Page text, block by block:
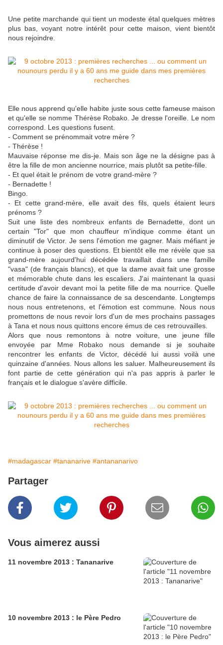
Une petite marchande qui tient un modeste étal quelques mètres
plus bas, voyant notre intérêt pour cette maison, vient bientôt
nous rejoindre.
Elle nous apprend qu'elle habite juste sous cette fameuse maison
et qu'elle se nomme Thérèse Robako. Je dresse l'oreille. Le nom
correspond. Les questions fusent.
- Comment se prénommait votre mère ?
- Thérèse !
Mauvaise réponse me dis-je. Mais son âge ne la désigne pas à
être la fille de mon ancienne nourrice, mais plutôt sa petite-fille.
- Et quel était le prénom de votre grand-mère ?
- Bernadette !
Bingo.
- Et cette grand-mère, elle avait des fils, quels étaient leurs
prénoms ?
Suit une liste des nombreux enfants de Bernadette, dont un
certain "Tor" que mon chauffeur m'indique comme étant un
diminutif de Victor. Je sens l'émotion me gagner. Mais méfiant je
continue à poser des questions. Et bientôt elle me révèle que sa
grand-mère aujourd'hui décédée travaillait dans une famille
"vasa" (de français blancs), et que la dame avait fait une grosse
et mémorable chute dans les escaliers. J'ai maintenant la quasi
certitude d'avoir devant moi la petite fille de ma nourrice. Quelle
chance de faire la connaissance de sa descendante. Longtemps
nous nous entretenons, et l'émotion est commune. Nous nous
promettons de nous revoir lors d'un de mes prochains passages
à Tana et nous nous quittons encore émus de ces retrouvailles.
Alors que nous remontons à notre voiture, une jeune fille
envoyée par Mme Robako nous demande si je souhaite
rencontrer les enfants de Victor, décédé lui aussi voilà une
quinzaine d'années. Nous allons les saluer. Malheureusement ils
font partie de cette génération qui n'a pas appris à parler le
français et le dialogue s'avère difficile.
#madagascar #tananarive #antananarivo
Partager
Vous aimerez aussi
11 novembre 2013 : Tananarive
10 novembre 2013 : le Père Pedro